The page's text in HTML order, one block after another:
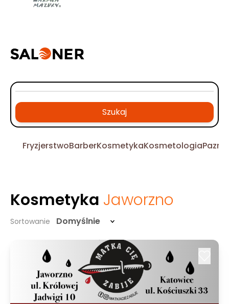
Szukaj
FryzjerstwoBarberKosmetykaKosmetologia
Kosmetyka Jaworzno
Sortowanie Domyślnie